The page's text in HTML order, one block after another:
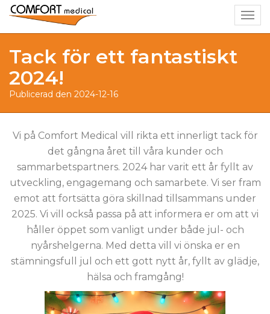
Tack för ett fantastiskt
2024!
Publicerad den 2024-12-16
Vi på Comfort Medical vill rikta ett innerligt tack för
det gångna året till våra kunder och
sammarbetspartners. 2024 har varit ett år fyllt av
utveckling, engagemang och samarbete. Vi ser fram
emot att fortsätta göra skillnad tillsammans under
2025. Vi vill också passa på att informera er om att vi
håller öppet som vanligt under både jul- och
nyårshelgerna. Med detta vill vi önska er en
stämningsfull jul och ett gott nytt år, fyllt av glädje,
hälsa och framgång!